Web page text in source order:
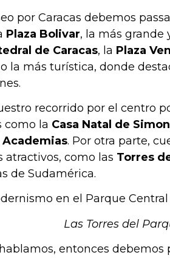
por Caracas debemos
Plaza Bolivar, la más grande
de Caracas, la Plaza
la más turística, donde
recorrido por el centro
como la Casa Natal de
Academias. Por otra parte,
atractivos, como las Torres
de Sudamérica.
Las Torres del
entonces debemos